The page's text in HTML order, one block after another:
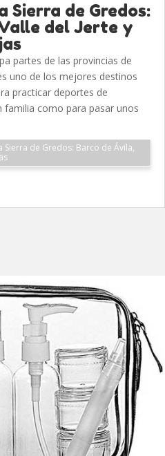
Sierra de Gredos:
del Jerte y
partes de las provincias de
uno de los mejores destinos
practicar deportes de
como para pasar unos
de Gredos: Barco de Ávila,